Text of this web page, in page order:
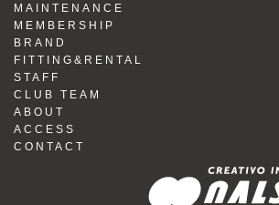
MAINTENANCE
MEMBERSHIP
BRAND
FITTING&RENTAL
STAFF
CLUB TEAM
ABOUT
ACCESS
CONTACT